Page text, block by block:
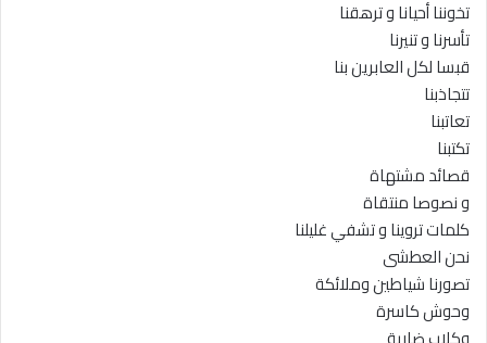
تخوننا أحيانا و ترهقنا
تأسرنا و تنيرنا
قبسا لكل العابرين بنا
تتجاذبنا
تعاتبنا
تكتبنا
قصائد مشتهاة
و نصوصا منتقاة
كلمات تروينا و تشفي غليلنا
نحن العطشى
تصورنا شياطين وملائكة
وحوش كاسرة